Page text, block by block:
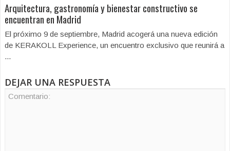
Arquitectura, gastronomía y bienestar constructivo se
encuentran en Madrid
El próximo 9 de septiembre, Madrid acogerá una nueva edición
de KERAKOLL Experience, un encuentro exclusivo que reunirá a
...
DEJAR UNA RESPUESTA